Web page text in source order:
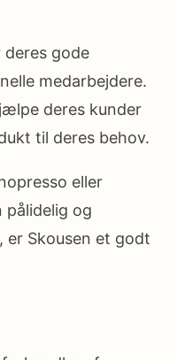
deres gode
medarbejdere.
deres kunder
til deres behov.
eller
pålidelig og
er Skousen et godt